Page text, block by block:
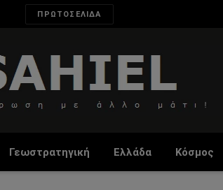
ΠΡΩΤΟΣΕΛΙΔΑ
Γεωστρατηγική Ελλάδα Κόσμος